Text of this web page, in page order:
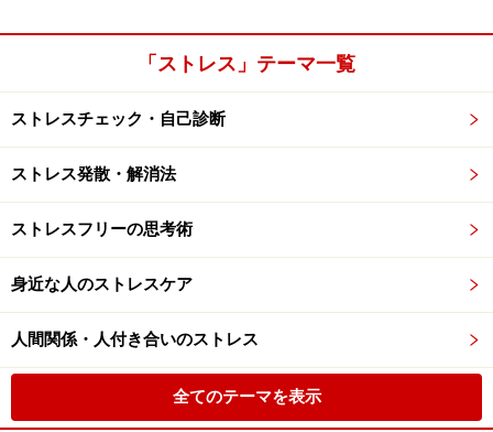
「ストレス」テーマ一覧
ストレスチェック・自己診断
ストレス発散・解消法
ストレスフリーの思考術
身近な人のストレスケア
人間関係・人付き合いのストレス
全てのテーマを表示